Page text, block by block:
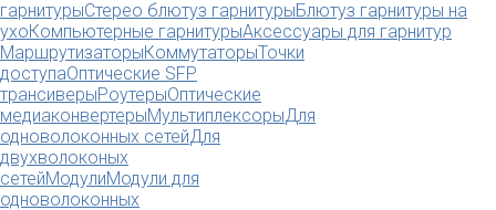
гарнитурыСтерео блютуз гарнитурыБлютуз гарнитуры на
ухоКомпьютерные гарнитурыАксессуары для гарнитур
МаршрутизаторыКоммутаторыТочки
доступаОптические SFP
трансиверыРоутерыОптические
медиаконвертерыМультиплексорыДля
одноволоконных сетейДля
двухволоконых
сетейМодулиМодули для
одноволоконных